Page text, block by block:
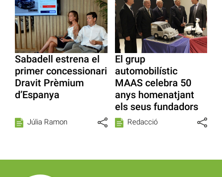
Sabadell estrena el
primer concessionari
Dravit Prèmium
d’Espanya
Júlia Ramon
El grup
automobilístic
MAAS celebra 50
anys homenatjant
els seus fundadors
Redacció